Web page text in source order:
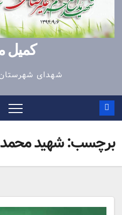
کمیل
شهدای شهرستان
برچسب:شهید محمد